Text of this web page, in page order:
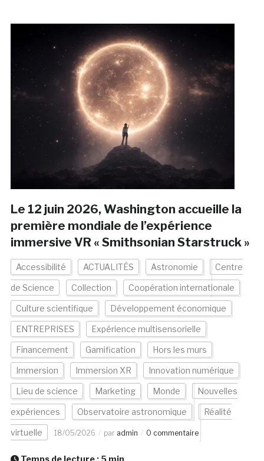
Le 12 juin 2026, Washington accueille la
première mondiale de l’expérience
immersive VR « Smithsonian Starstruck »
Accessibilité ACTUALITÉS Astronomie Centre
de Science Collection Coopération internationale
Culture scientifique Développement économique
ENTREPRISES Expérience multisensorielle
Financement Gamification Hors les murs
Immersion Immersion XR Innovation numérique
Lieu de science Marketing Monde Nouvelles
expériences Observatoire astronomique Réalité
virtuelle 18/05/2026 par admin 0 commentaire